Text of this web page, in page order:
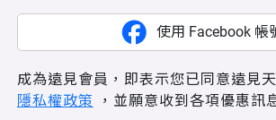
使用 Facebook 帳
成為遠見會員，即表示您已同意遠見
隱私權政策 ，並願意收到各項優惠訊